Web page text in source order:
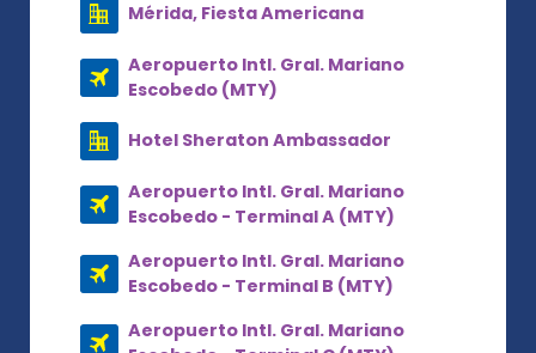
Mérida, Fiesta Americana
Aeropuerto Intl. Gral. Mariano
Escobedo (MTY)
Hotel Sheraton Ambassador
Aeropuerto Intl. Gral. Mariano
Escobedo - Terminal A (MTY)
Aeropuerto Intl. Gral. Mariano
Escobedo - Terminal B (MTY)
Aeropuerto Intl. Gral. Mariano